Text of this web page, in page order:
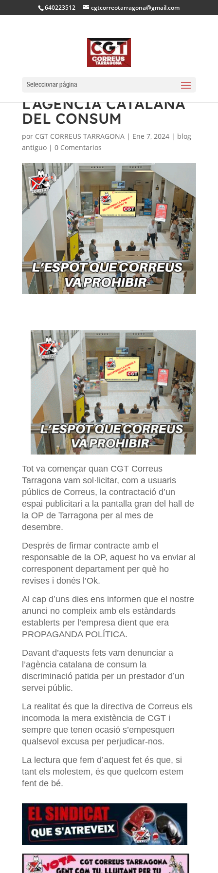
640223512 cgtcorreotarragona@gmail.com
Seleccionar página
CORREUS DAVANT DE
L’AGÈNCIA CATALANA
DEL CONSUM
por CGT CORREUS TARRAGONA| Ene 7, 2024| blog
antiguo| 0 Comentarios
Tot va començar quan CGT Correus
Tarragona vam sol·licitar, com a usuaris
públics de Correus, la contractació d’un
espai publicitari a la pantalla gran del hall de
la OP de Tarragona per al mes de
desembre.
Després de firmar contracte amb el
responsable de la OP, aquest ho va enviar al
corresponent departament per què ho
revises i donés l’Ok.
Al cap d’uns dies ens informen que el nostre
anunci no compleix amb els estàndards
establerts per l’empresa dient que era
PROPAGANDA POLÍTICA.
Davant d’aquests fets vam denunciar a
l’agència catalana de consum la
discriminació patida per un prestador d’un
servei públic.
La realitat és que la directiva de Correus els
incomoda la mera existència de CGT i
sempre que tenen ocasió s’empesquen
qualsevol excusa per perjudicar-nos.
La lectura que fem d’aquest fet és que, si
tant els molestem, és que quelcom estem
fent de bé.